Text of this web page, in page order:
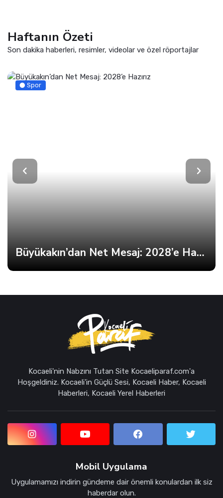
Haftanın Özeti
Son dakika haberleri, resimler, videolar ve özel röportajlar
Spor
Büyükakın’dan Net Mesaj: 2028’e Hazırız
Kocaeli'nin Nabzını Tutan Site Kocaeliparaf.com'a
Hoşgeldiniz. Kocaeli'in Güçlü Sesi, Kocaeli Haber, Kocaeli
Haberleri, Kocaeli Yerel Haberleri
Mobil Uygulama
Uygulamamızı indirin gündeme dair önemli konulardan ilk siz
haberdar olun.